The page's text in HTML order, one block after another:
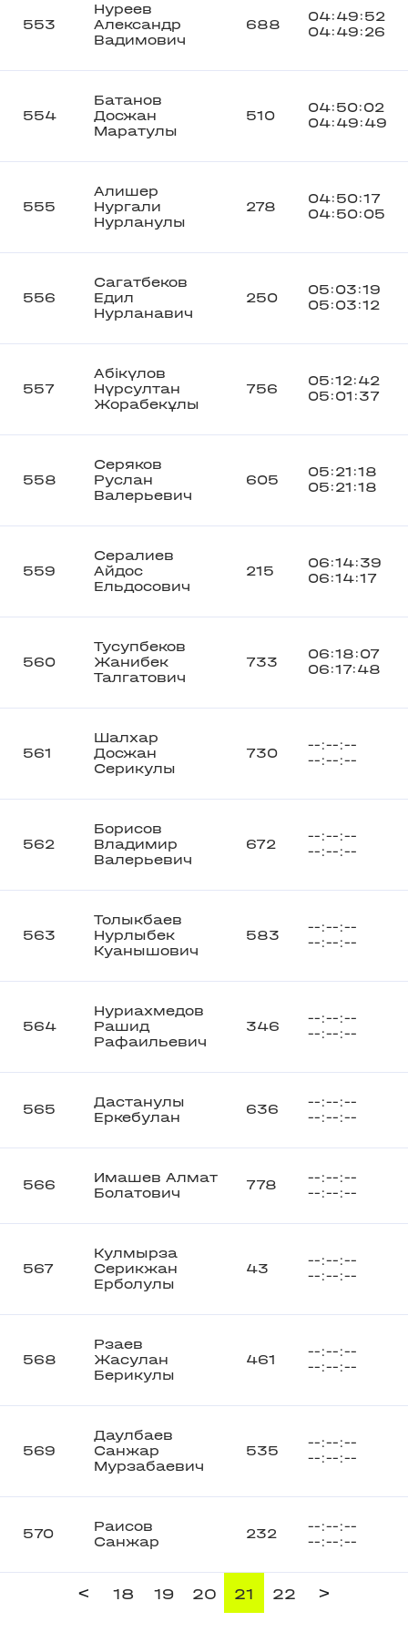
553
Нуреев
Александр
Вадимович
688
04:49:52
04:49:26
554
Батанов
Досжан
Маратулы
510
04:50:02
04:49:49
555
Алишер
Нургали
Нурланулы
278
04:50:17
04:50:05
556
Сагатбеков
Едил
Нурланавич
250
05:03:19
05:03:12
557
Абікүлов
Нүрсултан
Жорабекұлы
756
05:12:42
05:01:37
558
Серяков
Руслан
Валерьевич
605
05:21:18
05:21:18
559
Сералиев
Айдос
Ельдосович
215
06:14:39
06:14:17
560
Тусупбеков
Жанибек
Талгатович
733
06:18:07
06:17:48
561
Шалхар
Досжан
Серикулы
730
--:--:--
--:--:--
562
Борисов
Владимир
Валерьевич
672
--:--:--
--:--:--
563
Толыкбаев
Нурлыбек
Куанышович
583
--:--:--
--:--:--
564
Нуриахмедов
Рашид
Рафаильевич
346
--:--:--
--:--:--
565
Дастанулы
Еркебулан
636
--:--:--
--:--:--
566
Имашев Алмат
Болатович
778
--:--:--
--:--:--
567
Кулмырза
Серикжан
Ерболулы
43
--:--:--
--:--:--
568
Рзаев
Жасулан
Берикулы
461
--:--:--
--:--:--
569
Даулбаев
Санжар
Мурзабаевич
535
--:--:--
--:--:--
570
Раисов
Санжар
232
--:--:--
--:--:--
< 18 19 20 21 22 >